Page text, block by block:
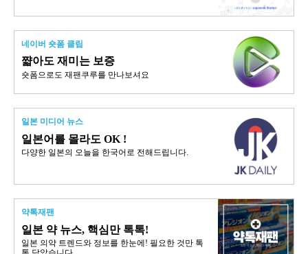
네이버 숏폼 클립
쨟아도 재미는 보증
숏폼으로도 재팬쿠루를 만나보셔요
일본 미디어 뉴스
일본어를 몰라도 OK !
다양한 일본의 오늘을 한국어로 전해드립니다.
약톡재팬
일본 약 뉴스, 핵심만 톡톡!
일본 의약 트렌드와 정보를 한눈에! 필요한 것만 톡